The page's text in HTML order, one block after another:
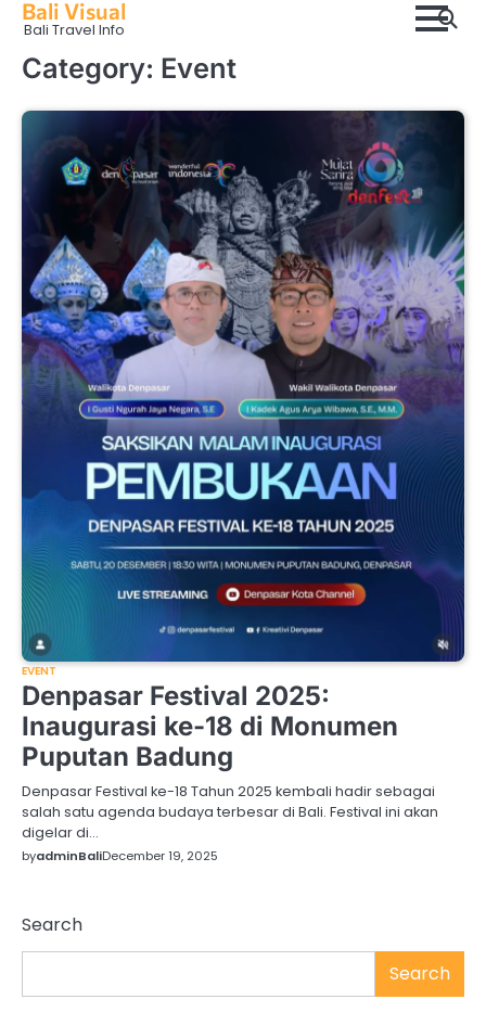
Skip
content
Bali Visual
Bali Travel Info
Category: Event
EVENT
Denpasar Festival 2025:
Inaugurasi ke-18 di Monumen
Puputan Badung
Denpasar Festival ke-18 Tahun 2025 kembali hadir sebagai
salah satu agenda budaya terbesar di Bali. Festival ini akan
digelar di…
byadminBaliDecember 19, 2025
Search
Search